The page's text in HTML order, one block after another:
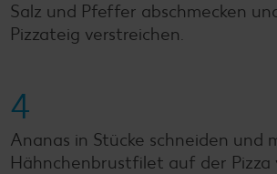
Salz und Pfeffer abschmecken
Pizzateig verstreichen.
4
Ananas in Stücke schneiden und
Hähnchenbrustfilet auf der Pizza